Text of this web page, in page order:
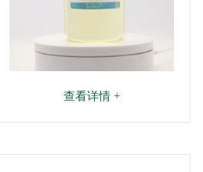
查看详情 +